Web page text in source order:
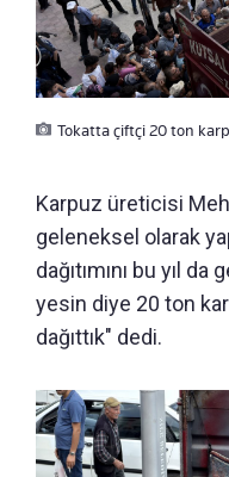
Tokatta çiftçi 20 ton
Karpuz üreticisi
geleneksel olarak
dağıtımını bu yıl
yesin diye 20 ton
dağıttık" dedi.